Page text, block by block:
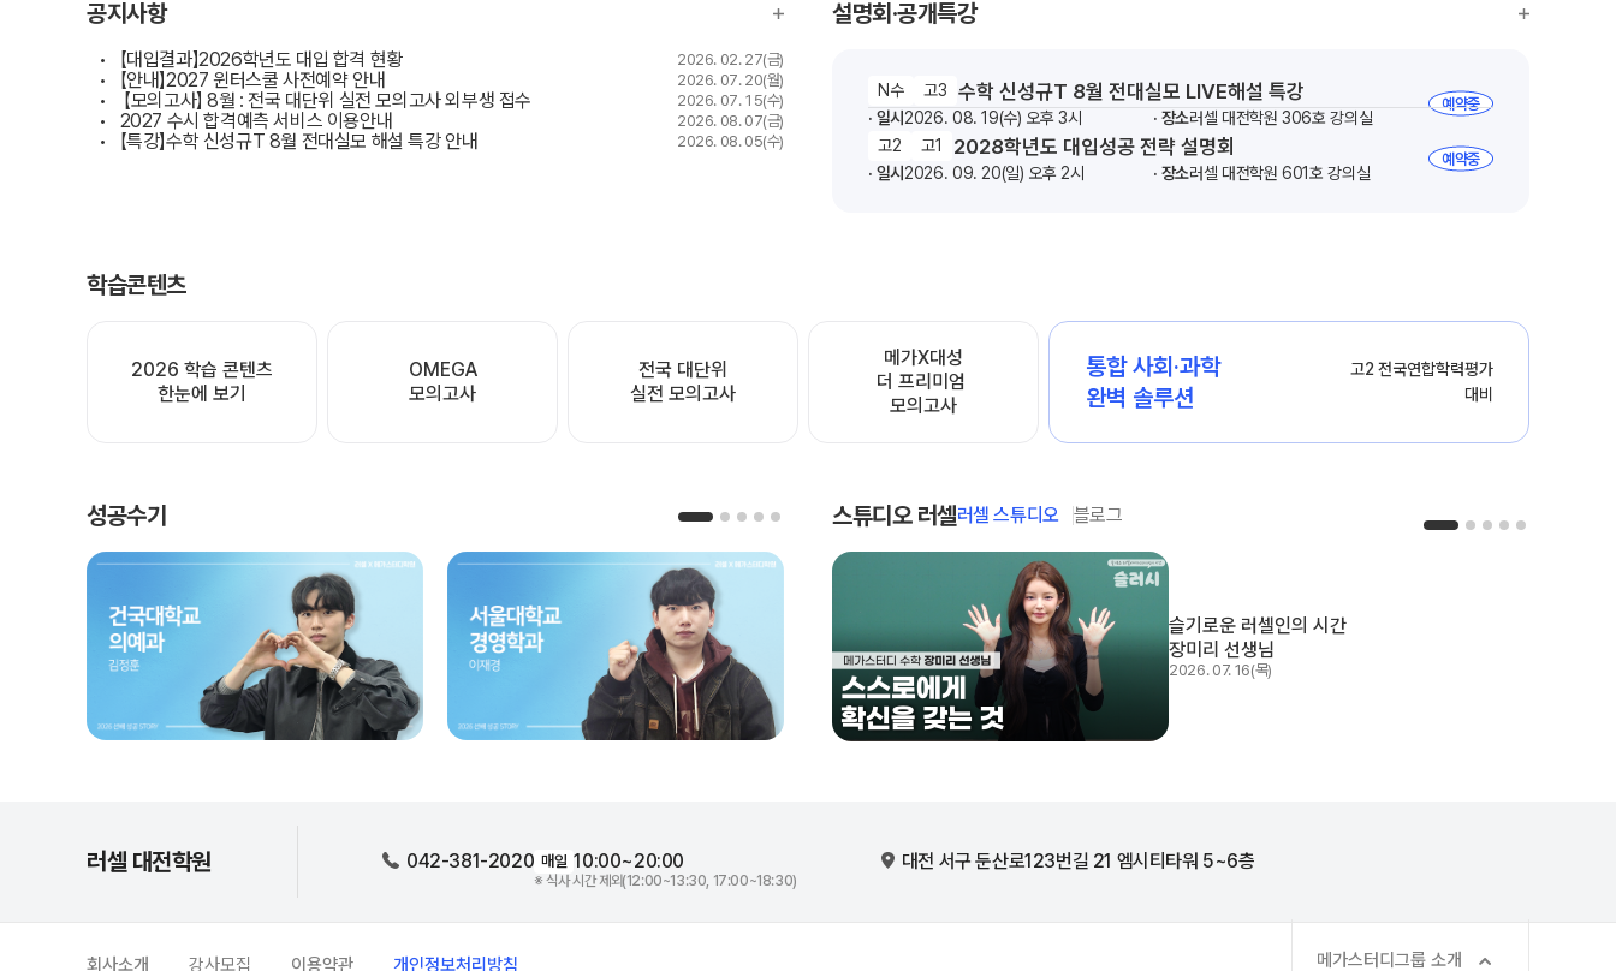
공지사항
【대입결과】2026학년도 대입 합격 현황 2026. 02. 27(금)
【안내】2027 윈터스쿨 사전예약 안내 2026. 07. 20(월)
【모의고사】 8월 : 전국 대단위 실전 모의고사 외부생 접수 2026. 07. 15(수)
2027 수시 합격예측 서비스 이용안내 2026. 08. 07(금)
【특강】수학 신성규T 8월 전대실모 해설 특강 안내 2026. 08. 05(수)
설명회·공개특강
N수 고3 수학 신성규T 8월 전대실모 LIVE해설 특강
일시 2026. 08. 19(수) 오후 3시 장소러셀 대전학원 306호 강의실
예약중
고2 고1 2028학년도 대입성공 전략 설명회
일시 2026. 09. 20(일) 오후 2시 장소러셀 대전학원 601호 강의실
예약중
학습콘텐츠
콘텐츠
OMEGA
모의고사
전국 대단위
실전 모의고사
메가X대성
더 프리미엄
모의고사
고2 전국연합학력평가
대비
성공수기 스튜디오 러셀러셀 스튜디오 블로그
슬기로운 러셀인의 시간
장미리 선생님
2026. 07. 16(목)
러셀 대전학원 042-381-2020 매일 10:00~20:00
※ 식사 시간 제외(12:00~13:30, 17:00~18:30)
대전 서구 둔산로123번길 21 엠시티타워 5~6층
회사소개 강사모집 이용약관 개인정보처리방침 메가스터디그룹 소개